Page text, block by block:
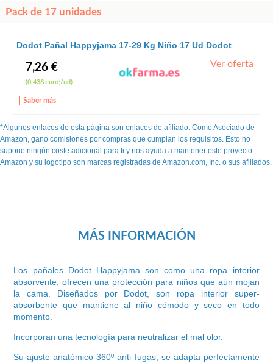
Pack de 17 unidades
Dodot Pañal Happyjama 17-29 Kg Niño 17 Ud Dodot
Saber más
7,26 €
(0.43&euro;/ud)
Ver oferta
*Algunos enlaces de esta página son enlaces de afiliado. Como Asociado de
Amazon, gano comisiones por compras que cumplan los requisitos. Esto no
supone ningún coste adicional para ti y nos ayuda a mantener este proyecto.
Amazon y su logotipo son marcas registradas de Amazon.com, Inc. o sus afiliados.
MÁS INFORMACIÓN
Los pañales Dodot Happyjama son como una ropa interior
absorvente, ofrecen una protección para niños que aún mojan
la cama. Diseñados por Dodot, son ropa interior super-
absorbente que mantiene al niño cómodo y seco en todo
momento.
Incorporan una tecnología para neutralizar el mal olor.
Su ajuste anatómico 360º anti fugas, se adapta perfectamente